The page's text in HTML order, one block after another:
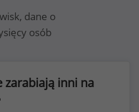
dane o
osób
zarabiają inni na